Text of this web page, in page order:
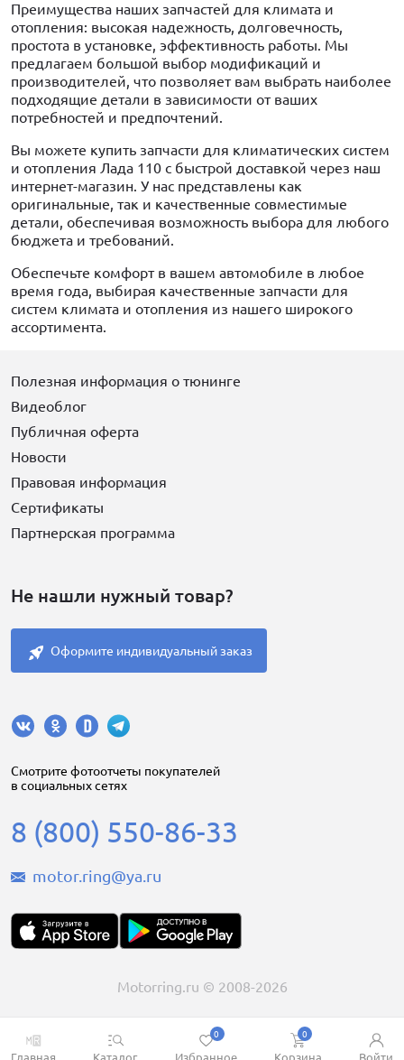
Главная Каталог Избранное
0
Корзина
0
Войти
Преимущества наших запчастей для климата и
отопления: высокая надежность, долговечность,
простота в установке, эффективность работы. Мы
предлагаем большой выбор модификаций и
производителей, что позволяет вам выбрать наиболее
подходящие детали в зависимости от ваших
потребностей и предпочтений.
Вы можете купить запчасти для климатических систем
и отопления Лада 110 с быстрой доставкой через наш
интернет-магазин. У нас представлены как
оригинальные, так и качественные совместимые
детали, обеспечивая возможность выбора для любого
бюджета и требований.
Обеспечьте комфорт в вашем автомобиле в любое
время года, выбирая качественные запчасти для
систем климата и отопления из нашего широкого
ассортимента.
Полезная информация о тюнинге
Видеоблог
Публичная оферта
Новости
Правовая информация
Сертификаты
Партнерская программа
Не нашли нужный товар?
Оформите индивидуальный заказ
Cмотрите фотоотчеты покупателей
в социальных сетях
8 (800) 550-86-33
motor.ring@ya.ru
Motorring.ru © 2008-2026